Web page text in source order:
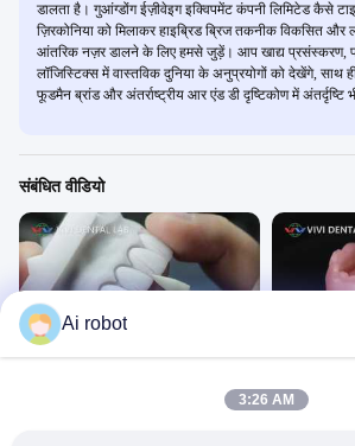
डालता है। गुआंग्डोंग ईज़ीवेइग इक्विपमेंट कंपनी लिमिटेड कैसे
ज़िरकोनिया को मिलाकर हाइब्रिड ब्रिज तकनीक विकसित और
आंतरिक नज़र डालने के लिए हमसे जुड़ें। आप खाद्य प्रसंस्करण,
लॉजिस्टिक्स में वास्तविक दुनिया के अनुप्रयोगों को देखेंगे, साथ ही
फूडमैन ब्रांड और अंतर्राष्ट्रीय आर एंड डी दृष्टिकोण में अंतर्दृष्टि
संबंधित वीडियो
तकनीकी वीडियो
April 01,
Ai robot
3:26 AM